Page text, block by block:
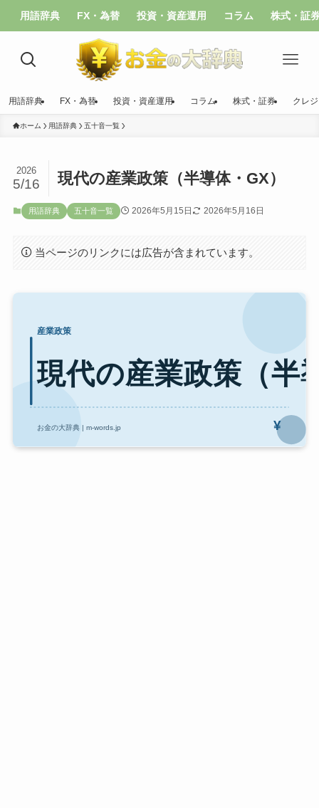
用語辞典 FX・為替 投資・資産運用 コラム 株式・証
用語辞典 FX・為替 投資・資産運用 コラム 株式・証券 クレ
ホーム 用語辞典 五十音一覧
現代の産業政策（半導体・GX）
2026
5/16
用語辞典 五十音一覧 2026年5月15日 2026年5月16日
当ページのリンクには広告が含まれています。